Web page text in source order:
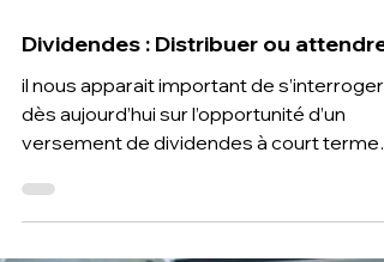
10 déc. 2024
Dividendes : Distribuer ou attendre?